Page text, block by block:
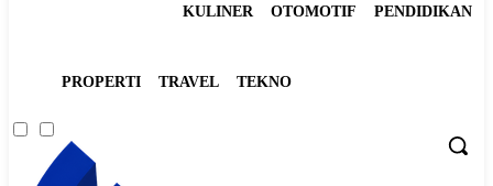
KULINER OTOMOTIF PENDIDIKAN
PROPERTI TRAVEL TEKNO